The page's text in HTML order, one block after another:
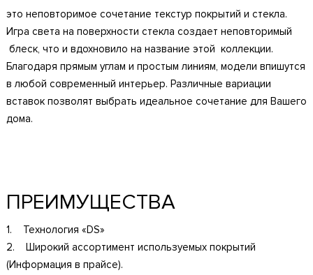
это неповторимое сочетание текстур покрытий и стекла.
Игра света на поверхности стекла создает неповторимый
блеск, что и вдохновило на название этой коллекции.
Благодаря прямым углам и простым линиям, модели впишутся
в любой современный интерьер. Различные вариации
вставок позволят выбрать идеальное сочетание для Вашего
дома.
ПРЕИМУЩЕСТВА
1. Технология «DS»
2. Широкий ассортимент используемых покрытий
(Информация в прайсе).